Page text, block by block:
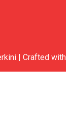
| Crafted with